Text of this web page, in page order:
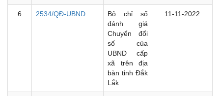
6 2534/QĐ-UBND
Bộ chỉ số
đánh giá
Chuyển đổi
số của
UBND cấp
xã trên địa
bàn tỉnh Đắk
Lắk
11-11-2022